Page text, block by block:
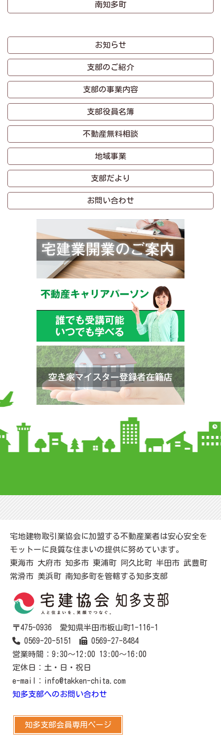
南知多町
お知らせ
支部のご紹介
支部の事業内容
支部役員名簿
不動産無料相談
地域事業
支部だより
お問い合わせ
宅地建物取引業協会に加盟する不動産業者は安心安全を
モットーに良質な住まいの提供に努めています。
東海市 大府市 知多市 東浦町 阿久比町 半田市 武豊町
常滑市 美浜町 南知多町を管轄する知多支部
〒475-0936 愛知県半田市板山町1-116-1
0569-20-5151
0569-27-8484
営業時間：9:30～12:00 13:00～16:00
定休日：土・日・祝日
e-mail：info@takken-chita.com
知多支部へのお問い合わせ
知多支部会員専用ページ